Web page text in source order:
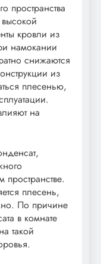
пространства
высокой
кровли из
намокании
снижаются
из
плесенью,
на
пространстве.
плесень,
По причине
в комнате
такой